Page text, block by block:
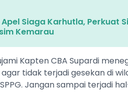
Siaga Karhutla, Perkuat
Kemarau
Kapten CBA Supardi
tidak terjadi gesekan di
Jangan sampai terjadi